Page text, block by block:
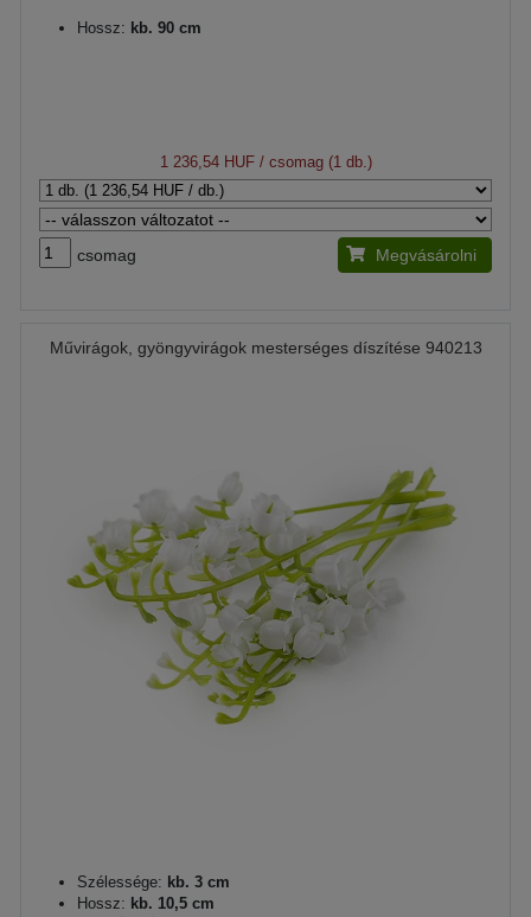
Hossz: kb. 90 cm
1 236,54 HUF/ csomag (1 db.)
csomag Megvásárolni
Művirágok, gyöngyvirágok mesterséges díszítése 940213
Szélessége: kb. 3 cm
Hossz: kb. 10,5 cm